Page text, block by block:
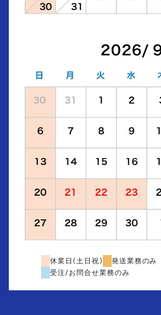
休業日(土日祝)
発送業務のみ
受注/お問合せ業務のみ